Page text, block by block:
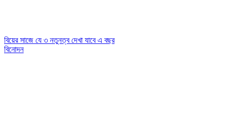
বিয়ের সাজে যে ৩ নতুনত্ব দেখা যাবে এ বছর
বিনোদন